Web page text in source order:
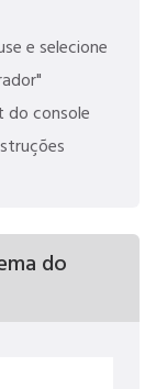
e selecione
console
do